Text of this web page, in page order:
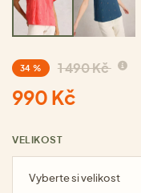
34 % 1 490 Kč
990 Kč
VELIKOST
Vyberte si velikost